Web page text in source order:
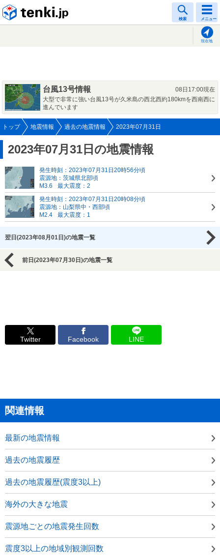
検索 メニュー
現在地
台風13号情報
08日17:00現在
大型で非常に強い台風13号が久米島の西北西約180kmを西南西に
進んでいます
トップ 地震情報 過去の地震情報 2023年07月31日
2023年07月31日の地震情報
発生時刻：2023年07月31日20時56分頃
震源地：茨城県北部頃
M3.6
最大震度：2
発生時刻：2023年07月31日20時08分頃
震源地：山梨県中・西部頃
M2.4
最大震度：1
翌日(2023年08月01日)の地震一覧
前日(2023年07月30日)の地震一覧
Twitter Facebook LINE
関連情報
最新の地震情報
過去の地震履歴
過去の地震履歴(震度3以上)
海外の大きな地震
震源地ごとの地震発生回数
震度3以上の地域別観測回数